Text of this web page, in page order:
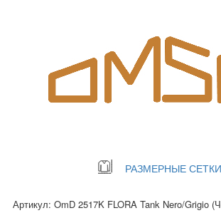
РАЗМЕРНЫЕ СЕТКИ
Артикул: OmD 2517K FLORA Tank Nero/Grigio